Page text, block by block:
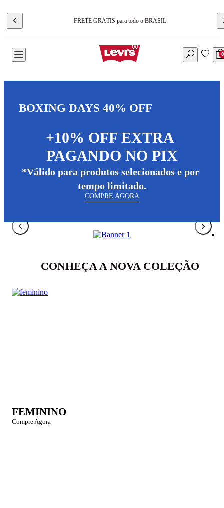
FRETE GRÁTIS para todo o BRASIL
0
BOXING DAYS 40% OFF
+10% OFF EXTRA
PAGANDO NO PIX
*Válido para produtos selecionados e por
tempo limitado.
COMPRE AGORA
CONHEÇA A NOVA COLEÇÃO
FEMININO
Compre Agora